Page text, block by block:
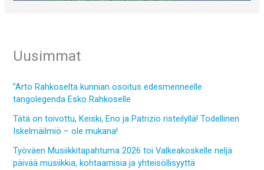
Uusimmat
”Arto Rahkoselta kunnian osoitus edesmenneelle
tangolegenda Esko Rahkoselle
Tätä on toivottu, Keiski, Eno ja Patrizio risteilyllä! Todellinen
Iskelmäilmiö – ole mukana!
Työväen Musiikkitapahtuma 2026 toi Valkeakoskelle neljä
päivää musiikkia, kohtaamisia ja yhteisöllisyyttä